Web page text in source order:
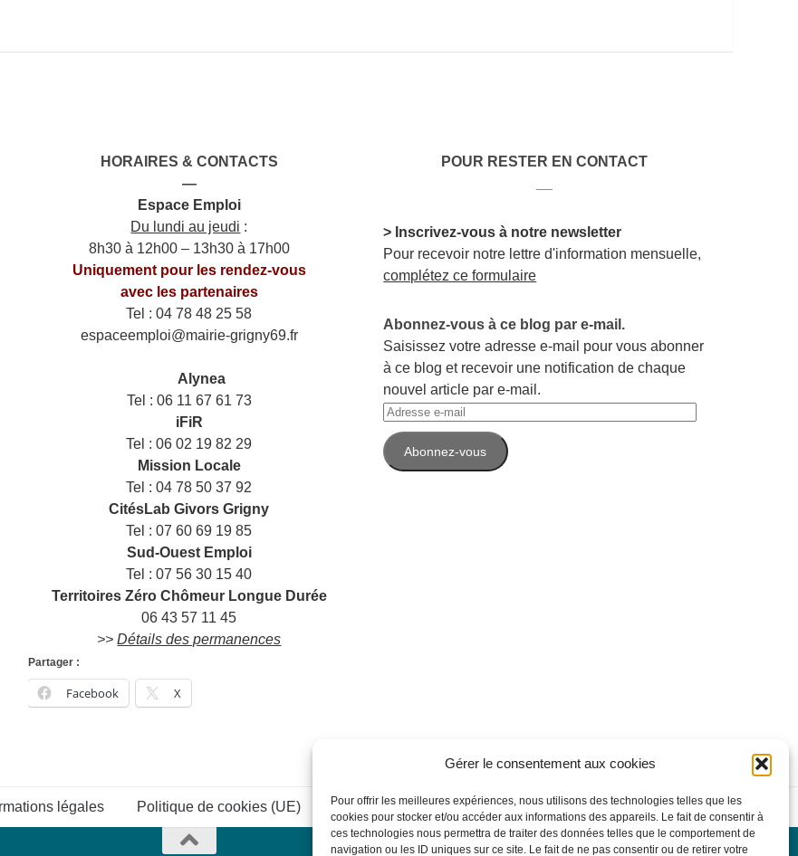
Gérer le consentement aux cookies
Pour offrir les meilleures expériences, nous utilisons des technologies telles que les
cookies pour stocker et/ou accéder aux informations des appareils. Le fait de consentir à
ces technologies nous permettra de traiter des données telles que le comportement de
navigation ou les ID uniques sur ce site. Le fait de ne pas consentir ou de retirer votre
HORAIRES & CONTACTS
—
Espace Emploi
Du lundi au jeudi :
8h30 à 12h00 – 13h30 à 17h00
Uniquement pour les rendez-vous
avec les partenaires
Tel : 04 78 48 25 58
espaceemploi@mairie-grigny69.fr
Alynea
Tel : 06 11 67 61 73
iFiR
Tel : 06 02 19 82 29
Mission Locale
Tel : 04 78 50 37 92
CitésLab Givors Grigny
Tel : 07 60 69 19 85
Sud-Ouest Emploi
Tel : 07 56 30 15 40
Territoires Zéro Chômeur Longue Durée
06 43 57 11 45
>>Détails des permanences
Partager :
Facebook X
POUR RESTER EN CONTACT
> Inscrivez-vous à notre newsletter
Pour recevoir notre lettre d'information mensuelle,
complétez ce formulaire
Abonnez-vous à ce blog par e-mail.
Saisissez votre adresse e-mail pour vous abonner
à ce blog et recevoir une notification de chaque
nouvel article par e-mail.
Adresse
e-
mailAbonnez-vous
légales Politique de cookies (UE) Connexion